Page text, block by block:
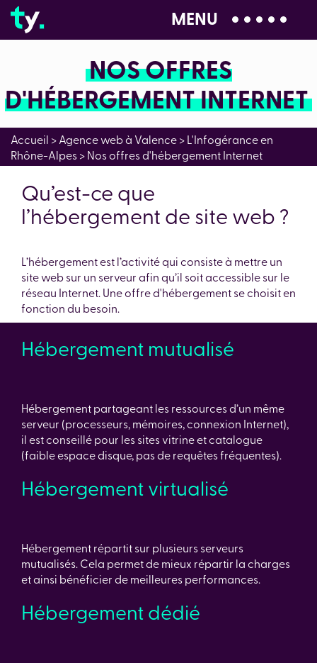
04 28 99 00 80
MENU
NOS OFFRES
D'HÉBERGEMENT INTERNET
Accueil >Agence web à Valence>L'Infogérance en
Rhône-Alpes>Nos offres d'hébergement Internet
Qu’est-ce que
l’hébergement de site web ?
L’hébergement est l’activité qui consiste à mettre un
site web sur un serveur afin qu’il soit accessible sur le
réseau Internet. Une offre d'hébergement se choisit en
fonction du besoin.
Hébergement mutualisé
Hébergement partageant les ressources d’un même
serveur (processeurs, mémoires, connexion Internet),
il est conseillé pour les sites vitrine et catalogue
(faible espace disque, pas de requêtes fréquentes).
Hébergement virtualisé
Hébergement répartit sur plusieurs serveurs
mutualisés. Cela permet de mieux répartir la charges
et ainsi bénéficier de meilleures performances.
Hébergement dédié